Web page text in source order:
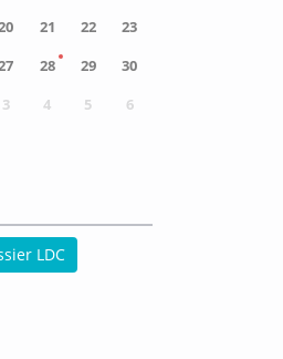
21 22
23
28 29
30
3 4 5 6
LDC